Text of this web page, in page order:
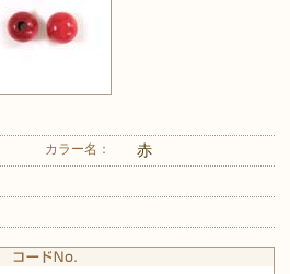
カラー名： 赤